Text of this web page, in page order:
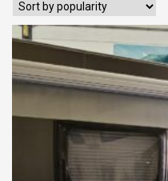
QUIENES SOMOS
USADAS
3000-6000
6000-9000
9000-12000